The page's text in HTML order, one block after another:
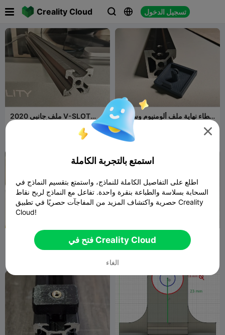
Creality Cloud   تسجيل الدخول
 
ملف جانبي 2020 V-SLOT
'ألومنيوم' 20x20 مع 4 فتحات
54 14
غطاء نهاية ملف ألومنيوم وسدادة
10
T/V Slot cover Transparent
für COB LED
1
مشبك داخلي لملف V-slot
2020
Plientje

استمتع بالتجربة الكاملة
اطلع على التفاصيل الكاملة للنماذج، واستمتع بتقسيم النماذج في
السحابة بسلاسة والطباعة بنقرة واحدة. تفاعل مع النماذج لربح نقاط
حصرية واكتشاف المزيد من المفاجآت حصريًا في تطبيق Creality
Cloud!
فتح في Creality Cloud
الغاء